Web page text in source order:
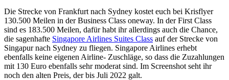
Die Strecke von Frankfurt nach Sydney kostet euch bei Krisflyer
130.500 Meilen in der Business Class oneway. In der First Class
sind es 183.500 Meilen, dafür habt ihr allerdings auch die Chance,
die sagenhafte Singapore Airlines Suites Class auf der Strecke von
Singapur nach Sydney zu fliegen. Singapore Airlines erhebt
ebenfalls keine eigenen Airline- Zuschläge, so dass die Zuzahlungen
mit 130 Euro ebenfalls sehr moderat sind. Im Screenshot seht ihr
noch den alten Preis, der bis Juli 2022 galt.